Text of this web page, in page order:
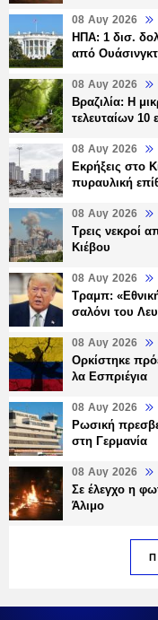
08 Αυγ 2026
ΗΠΑ: 1 δισ.
από
08 Αυγ 2026
Βραζιλία: Η
τελευταίων 10
08 Αυγ 2026
Εκρήξεις στο
πυραυλική
08 Αυγ 2026
Τρεις νεκροί
Κιέβου
08 Αυγ 2026
Τραμπ:
σαλόνι του
08 Αυγ 2026
Ορκίστηκε
λα Εσπριέγια
08 Αυγ 2026
Ρωσική
στη Γερμανία
08 Αυγ 2026
Σε έλεγχο η
Άλιμο